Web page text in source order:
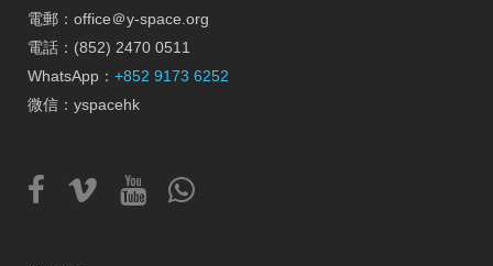
電郵：office＠y-space.org
電話：(852) 2470 0511
WhatsApp： +852 9173 6252
微信：yspacehk